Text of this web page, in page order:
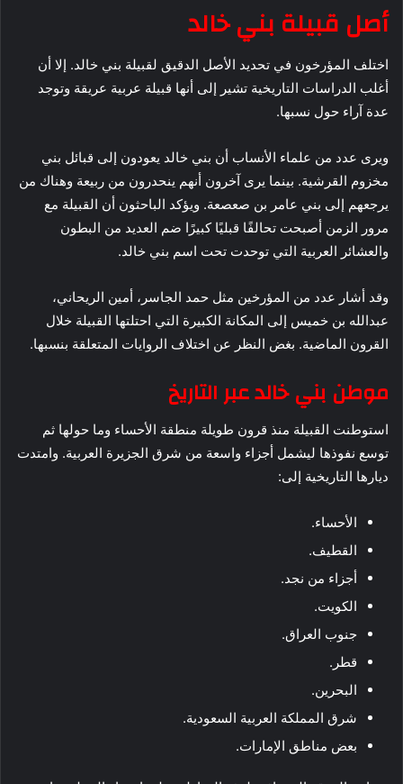
أصل قبيلة بني خالد
اختلف المؤرخون في تحديد الأصل الدقيق لقبيلة بني خالد. إلا أن
أغلب الدراسات التاريخية تشير إلى أنها قبيلة عربية عريقة وتوجد
عدة آراء حول نسبها.
ويرى عدد من علماء الأنساب أن بني خالد يعودون إلى قبائل بني
مخزوم القرشية. بينما يرى آخرون أنهم ينحدرون من ربيعة وهناك من
يرجعهم إلى بني عامر بن صعصعة. ويؤكد الباحثون أن القبيلة مع
مرور الزمن أصبحت تحالفًا قبليًا كبيرًا ضم العديد من البطون
والعشائر العربية التي توحدت تحت اسم بني خالد.
وقد أشار عدد من المؤرخين مثل حمد الجاسر، أمين الريحاني،
عبدالله بن خميس إلى المكانة الكبيرة التي احتلتها القبيلة خلال
القرون الماضية. بغض النظر عن اختلاف الروايات المتعلقة بنسبها.
موطن بني خالد عبر التاريخ
استوطنت القبيلة منذ قرون طويلة منطقة الأحساء وما حولها ثم
توسع نفوذها ليشمل أجزاء واسعة من شرق الجزيرة العربية. وامتدت
ديارها التاريخية إلى:
الأحساء.
القطيف.
أجزاء من نجد.
الكويت.
جنوب العراق.
قطر.
البحرين.
شرق المملكة العربية السعودية.
بعض مناطق الإمارات.